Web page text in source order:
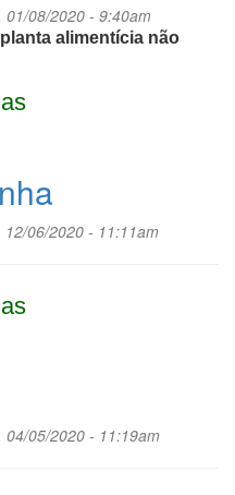
08/2020 - 9:40am
alimentícia não
06/2020 - 11:11am
05/2020 - 11:19am